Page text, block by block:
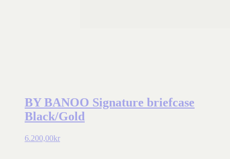
BY BANOO Signature briefcase
Black/Gold
6.200,00kr